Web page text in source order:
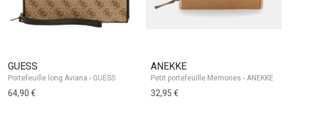
GUESS
Portefeuille long Aviana - GUESS
64,90 €
ANEKKE
Petit portefeuille Memories - ANEKKE
32,95 €